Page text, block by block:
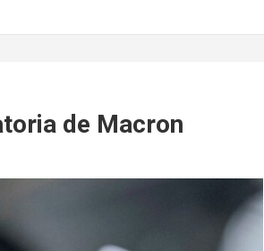
de Macron